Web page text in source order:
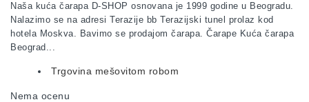
Naša kuća čarapa D-SHOP osnovana je 1999 godine u Beogradu.
Nalazimo se na adresi Terazije bb Terazijski tunel prolaz kod
hotela Moskva. Bavimo se prodajom čarapa. Čarape Kuća čarapa
Beograd...
Trgovina mešovitom robom
Nema ocenu